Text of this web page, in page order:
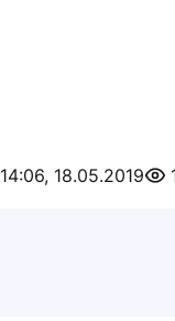
14:06, 18.05.2019